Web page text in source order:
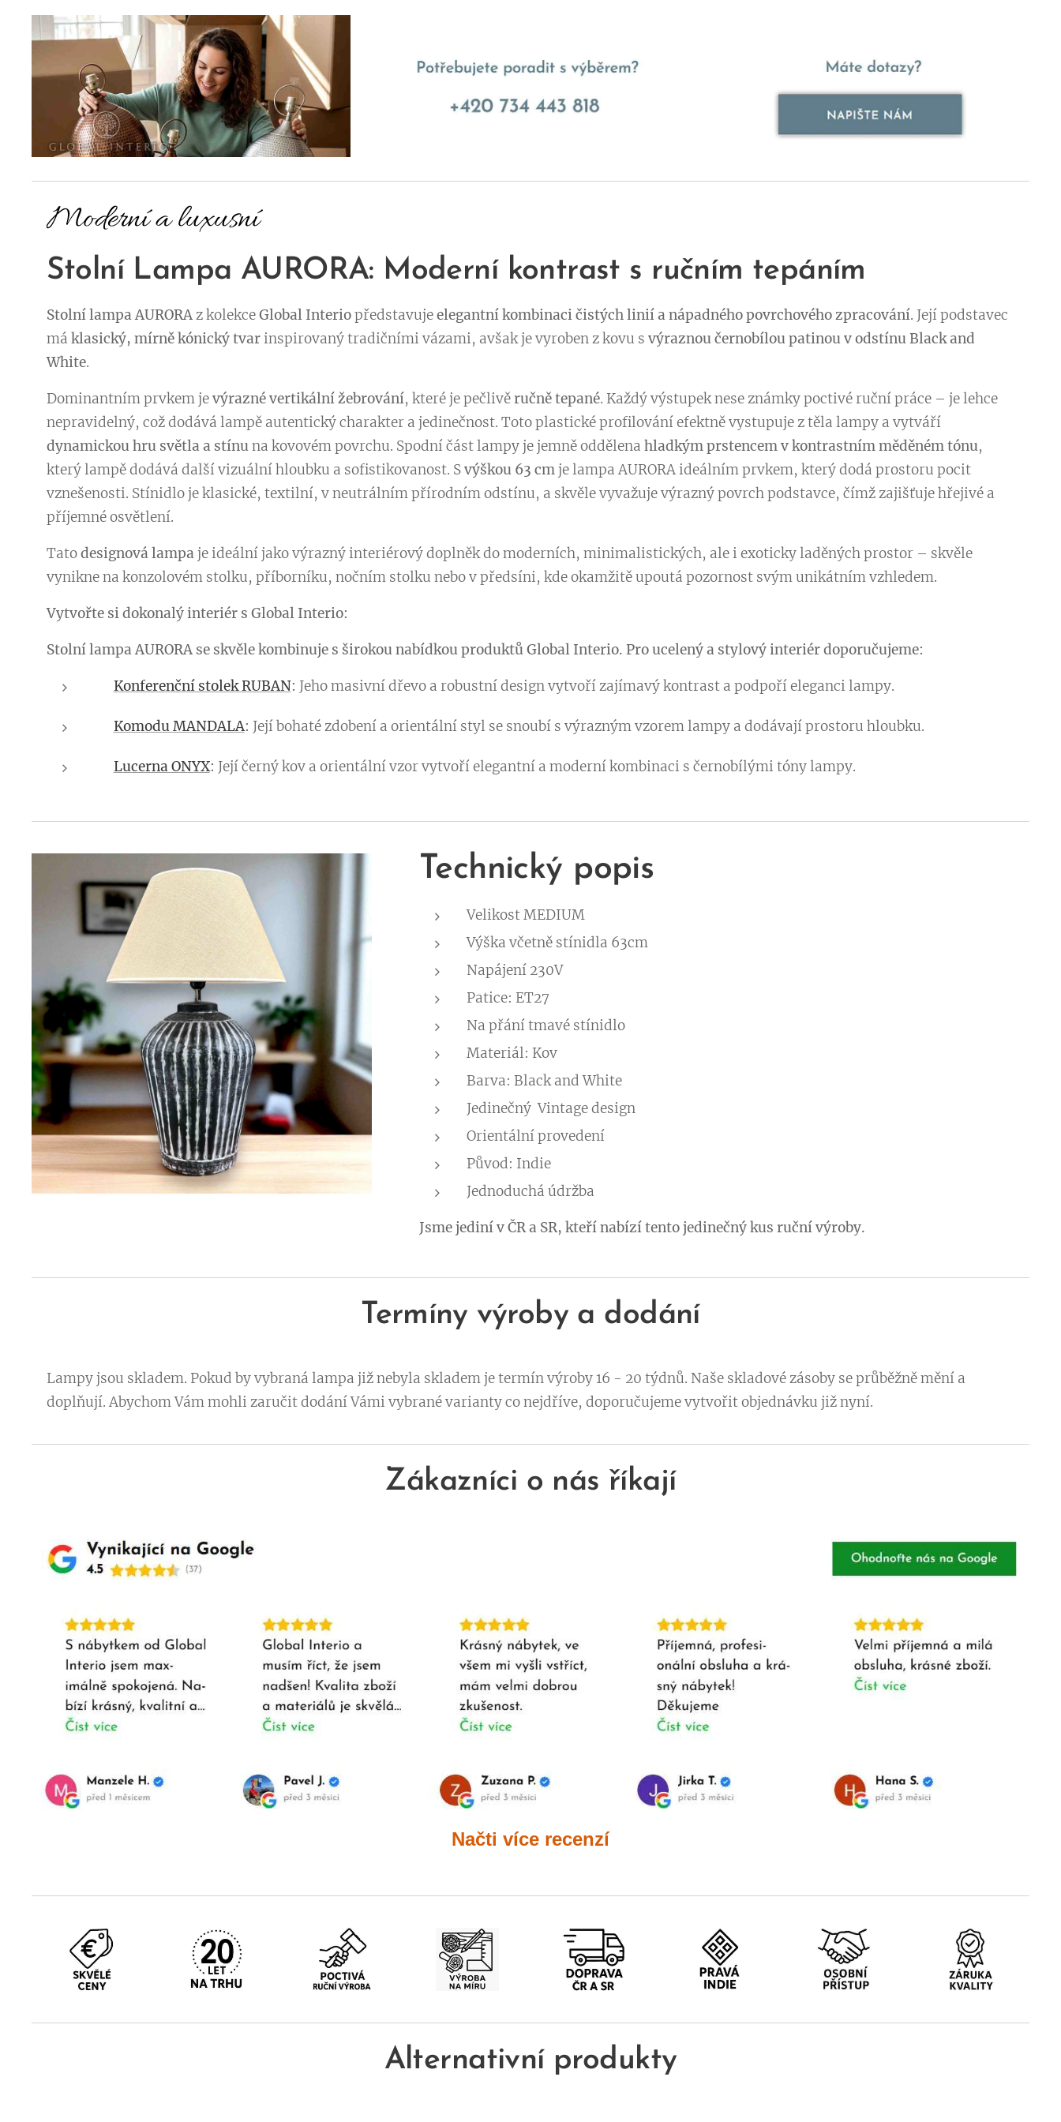
Moderní a luxusní
Stolní Lampa AURORA: Moderní kontrast s ručním tepáním
Stolní lampa AURORAz kolekceGlobal Interiopředstavujeelegantní kombinaci čistých linií a nápadného povrchového zpracování. Její podstavec
má klasický, mírně kónický tvarinspirovaný tradičními vázami, avšak je vyroben z kovu s výraznou černobílou patinou v odstínu Black and
White.
Dominantním prvkem jevýrazné vertikální žebrování, které je pečlivěručně tepané. Každý výstupek nese známky poctivé ruční práce – je lehce
nepravidelný, což dodává lampě autentický charakter a jedinečnost. Toto plastické profilování efektně vystupuje z těla lampy a vytváří
dynamickou hru světla a stínuna kovovém povrchu. Spodní část lampy je jemně oddělena hladkým prstencem v kontrastním měděném tónu,
který lampě dodává další vizuální hloubku a sofistikovanost. Svýškou 63 cmje lampa AURORA ideálním prvkem, který dodá prostoru pocit
vznešenosti. Stínidlo je klasické, textilní, v neutrálním přírodním odstínu, a skvěle vyvažuje výrazný povrch podstavce, čímž zajišťuje hřejivé a
příjemné osvětlení.
Tatodesignová lampaje ideální jako výrazný interiérový doplněk do moderních, minimalistických, ale i exoticky laděných prostor – skvěle
vynikne na konzolovém stolku, příborníku, nočním stolku nebo v předsíni, kde okamžitě upoutá pozornost svým unikátním vzhledem.
Vytvořte si dokonalý interiér s Global Interio:
Stolní lampa AURORA se skvěle kombinuje s širokou nabídkou produktů Global Interio. Pro ucelený a stylový interiér doporučujeme:
Konferenční stolek RUBAN: Jeho masivní dřevo a robustní design vytvoří zajímavý kontrast a podpoří eleganci lampy.
Komodu MANDALA: Její bohaté zdobení a orientální styl se snoubí s výrazným vzorem lampy a dodávají prostoru hloubku.
Lucerna ONYX: Její černý kov a orientální vzor vytvoří elegantní a moderní kombinaci s černobílými tóny lampy.
Technický popis
Velikost MEDIUM
Výška včetně stínidla 63cm
Napájení 230V
Patice: ET27
Na přání tmavé stínidlo
Materiál: Kov
Barva: Black and White
Jedinečný Vintage design
Orientální provedení
Původ: Indie
Jednoduchá údržba
Jsme jediní v ČR a SR, kteří nabízí tento jedinečný kus ruční výroby.
Termíny výroby a dodání
Lampy jsou skladem. Pokud by vybraná lampa již nebyla skladem je termín výroby 16 - 20 týdnů. Naše skladové zásoby se průběžně mění a
doplňují. Abychom Vám mohli zaručit dodání Vámi vybrané varianty co nejdříve, doporučujeme vytvořit objednávku již nyní.
Zákazníci o nás říkají
Načti více recenzí
Alternativní produkty